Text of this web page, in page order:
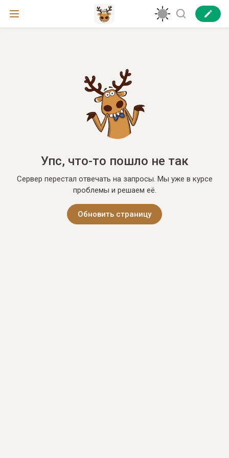
Упс, что-то пошло не так
Сервер перестал отвечать на запросы. Мы уже в курсе
проблемы и решаем её.
Обновить страницу